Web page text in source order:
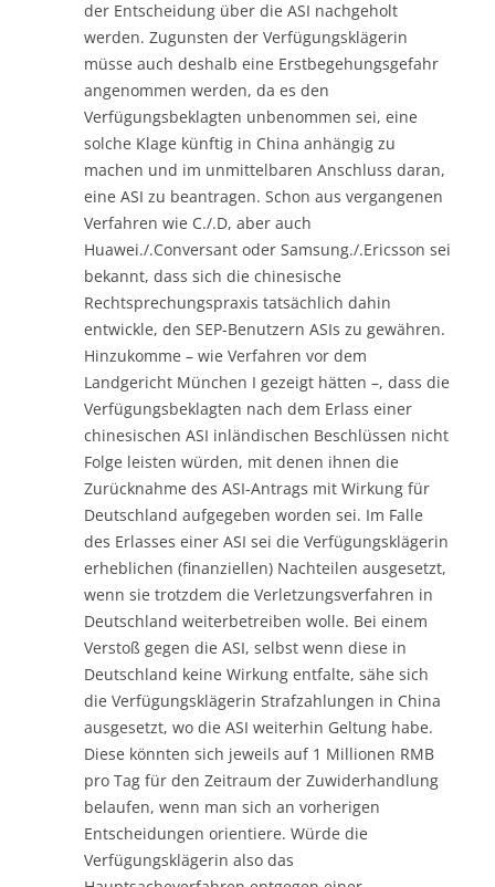
der Entscheidung über die ASI nachgeholt
werden. Zugunsten der Verfügungsklägerin
müsse auch deshalb eine Erstbegehungsgefahr
angenommen werden, da es den
Verfügungsbeklagten unbenommen sei, eine
solche Klage künftig in China anhängig zu
machen und im unmittelbaren Anschluss daran,
eine ASI zu beantragen. Schon aus vergangenen
Verfahren wie C./.D, aber auch
Huawei./.Conversant oder Samsung./.Ericsson sei
bekannt, dass sich die chinesische
Rechtsprechungspraxis tatsächlich dahin
entwickle, den SEP-Benutzern ASIs zu gewähren.
Hinzukomme – wie Verfahren vor dem
Landgericht München I gezeigt hätten –, dass die
Verfügungsbeklagten nach dem Erlass einer
chinesischen ASI inländischen Beschlüssen nicht
Folge leisten würden, mit denen ihnen die
Zurücknahme des ASI-Antrags mit Wirkung für
Deutschland aufgegeben worden sei. Im Falle
des Erlasses einer ASI sei die Verfügungsklägerin
erheblichen (finanziellen) Nachteilen ausgesetzt,
wenn sie trotzdem die Verletzungsverfahren in
Deutschland weiterbetreiben wolle. Bei einem
Verstoß gegen die ASI, selbst wenn diese in
Deutschland keine Wirkung entfalte, sähe sich
die Verfügungsklägerin Strafzahlungen in China
ausgesetzt, wo die ASI weiterhin Geltung habe.
Diese könnten sich jeweils auf 1 Millionen RMB
pro Tag für den Zeitraum der Zuwiderhandlung
belaufen, wenn man sich an vorherigen
Entscheidungen orientiere. Würde die
Verfügungsklägerin also das